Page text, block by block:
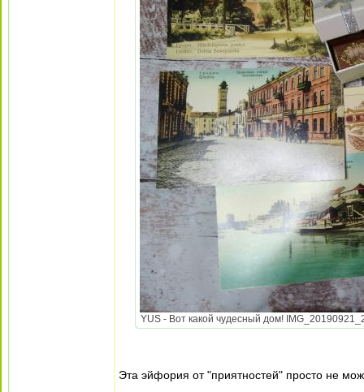
YUS - Вот какой чудесный дом!
Эта эйфория от "приятностей" просто не